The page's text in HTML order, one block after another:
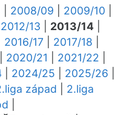
2008/09 2009/10
2012/13 2013/14
2016/17 2017/18
2020/21 2021/22
2024/25 2025/26
západ
2.liga